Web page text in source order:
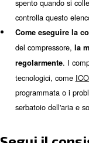
controlla questo
Come
del
manutenzione.
tecnologici,
manutenzione